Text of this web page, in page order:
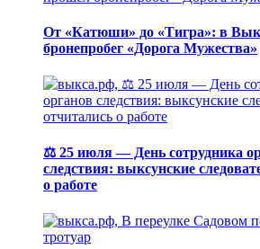
От «Катюши» до «Тигра»: в
бронепробег «Дорога Мужества»
⚖️ 25 июля — День сотрудника
следствия: выксунские
о работе